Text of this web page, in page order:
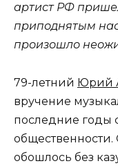
артист РФ
приподнятым
произошло
79-летний Юрий
вручение
последние годы
общественности.
обошлось без